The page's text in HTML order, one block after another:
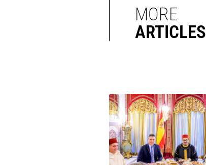
MORE
ARTICLES